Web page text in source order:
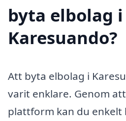
byta elbolag i
Karesuando?
Att byta elbolag i
varit enklare. Genom
plattform kan du enkelt